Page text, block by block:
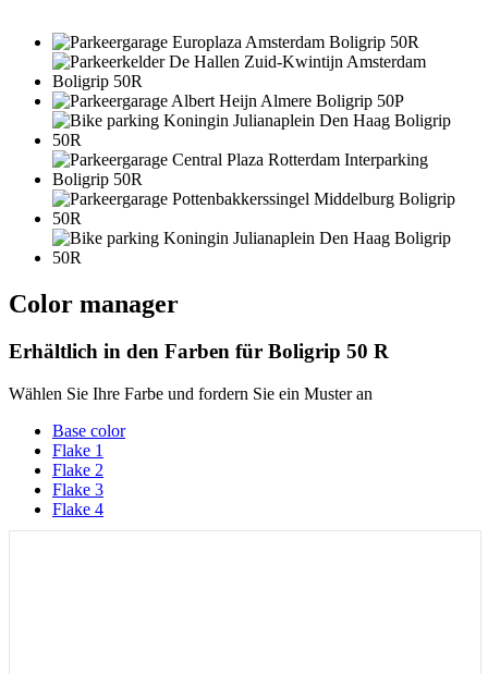
Color manager
Erhältlich in den Farben für Boligrip 50 R
Wählen Sie Ihre Farbe und fordern Sie ein Muster an
Base color
Flake 1
Flake 2
Flake 3
Flake 4